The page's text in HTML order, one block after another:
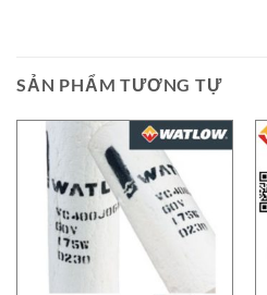
SẢN PHẨM TƯƠNG TỰ